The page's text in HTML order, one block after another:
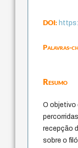
DOI:
Palavras-
Resumo
O objetivo
recepção
sobre o